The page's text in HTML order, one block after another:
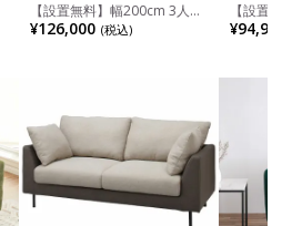
【設置無料】幅200cm 3人掛
け ソファ イタリア製厚革 レ
ザー リビングソファ ハイバ
¥126,000 (税込)
【設置
け ソファ
ファ 肘付
北欧 モダ
¥94,900